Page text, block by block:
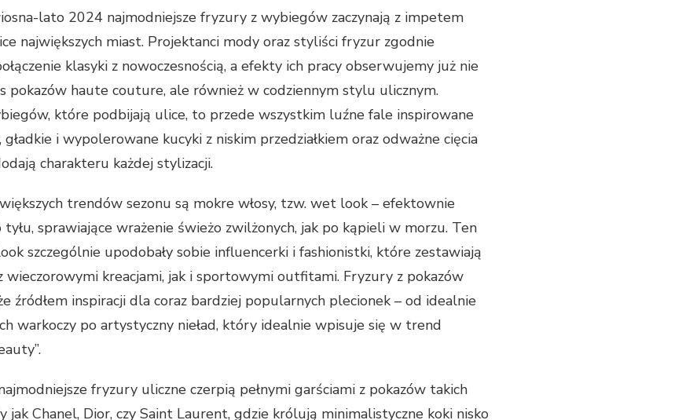
lato 2024 najmodniejsze fryzury z wybiegów zaczynają z impetem
największych miast. Projektanci mody oraz styliści fryzur zgodnie
klasyki z nowoczesnością, a efekty ich pracy obserwujemy już nie
pokazów haute couture, ale również w codziennym stylu ulicznym.
które podbijają ulice, to przede wszystkim luźne fale inspirowane
i wypolerowane kucyki z niskim przedziałkiem oraz odważne cięcia
charakteru każdej stylizacji.
trendów sezonu są mokre włosy, tzw. wet look – efektownie
tyłu, sprawiające wrażenie świeżo zwilżonych, jak po kąpieli w morzu. Ten
szczególnie upodobały sobie influencerki i fashionistki, które zestawiają
wieczorowymi kreacjami, jak i sportowymi outfitami. Fryzury z pokazów
źródłem inspiracji dla coraz bardziej popularnych plecionek – od idealnie
warkoczy po artystyczny nieład, który idealnie wpisuje się w trend
fryzury uliczne czerpią pełnymi garściami z pokazów takich
jak Chanel, Dior, czy Saint Laurent, gdzie królują minimalistyczne koki nisko